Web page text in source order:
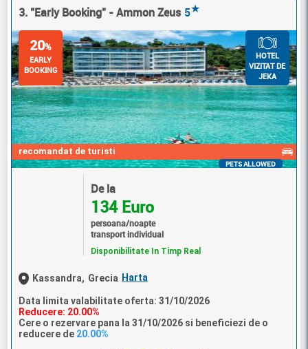
3. "Early Booking" - Ammon Zeus 5★
recomandat de turisti
20%
EARLY
BOOKING
HOTEL
VIZITAT DE
JEKA
PETS ALLOWED
De la
134 Euro
persoana/noapte
transport individual
Disponibilitate In Timp Real
Kassandra, Grecia Harta
Data limita valabilitate oferta: 31/10/2026
Reducere: 20.00%
Cere o rezervare pana la 31/10/2026 si beneficiezi de o
reducere de 20.00%